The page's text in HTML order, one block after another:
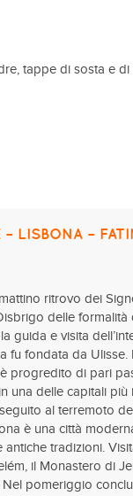
tappe di sosta e
– LISBONA –
ritrovo dei
delle
guida e visita
fu fondata da
progredito di pari
una delle capitali
al terremoto
è una città
antiche tradizioni.
il Monastero di
Nel pomeriggio